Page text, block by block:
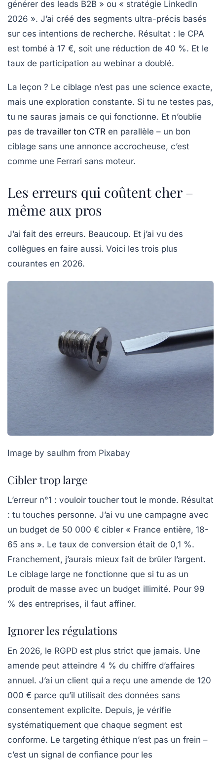
générer des leads B2B » ou « stratégie LinkedIn
2026 ». J’ai créé des segments ultra-précis basés
sur ces intentions de recherche. Résultat : le CPA
est tombé à 17 €, soit une réduction de 40 %. Et le
taux de participation au webinar a doublé.
La leçon ? Le ciblage n’est pas une science exacte,
mais une exploration constante. Si tu ne testes pas,
tu ne sauras jamais ce qui fonctionne. Et n’oublie
pas de travailler ton CTR en parallèle – un bon
ciblage sans une annonce accrocheuse, c’est
comme une Ferrari sans moteur.
Les erreurs qui coûtent cher –
même aux pros
J’ai fait des erreurs. Beaucoup. Et j’ai vu des
collègues en faire aussi. Voici les trois plus
courantes en 2026.
Image by saulhm from Pixabay
Cibler trop large
L’erreur n°1 : vouloir toucher tout le monde. Résultat
: tu touches personne. J’ai vu une campagne avec
un budget de 50 000 € cibler « France entière, 18-
65 ans ». Le taux de conversion était de 0,1 %.
Franchement, j’aurais mieux fait de brûler l’argent.
Le ciblage large ne fonctionne que si tu as un
produit de masse avec un budget illimité. Pour 99
% des entreprises, il faut affiner.
Ignorer les régulations
En 2026, le RGPD est plus strict que jamais. Une
amende peut atteindre 4 % du chiffre d’affaires
annuel. J’ai un client qui a reçu une amende de 120
000 € parce qu’il utilisait des données sans
consentement explicite. Depuis, je vérifie
systématiquement que chaque segment est
conforme. Le targeting éthique n’est pas un frein –
c’est un signal de confiance pour les